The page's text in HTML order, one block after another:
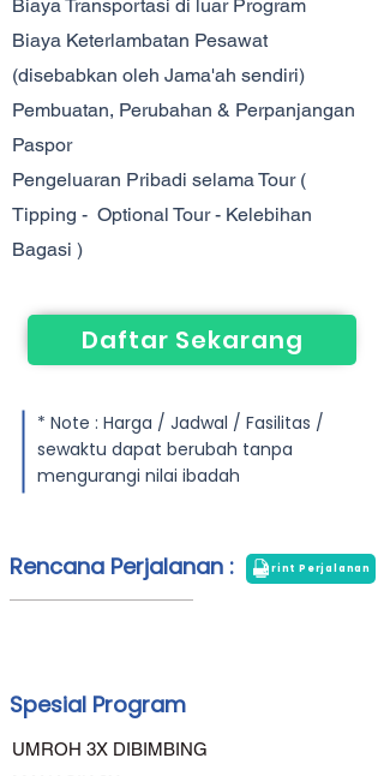
Biaya Transportasi di luar Program
Biaya Keterlambatan Pesawat
(disebabkan oleh Jama'ah sendiri)
Pembuatan, Perubahan & Perpanjangan
Paspor
Pengeluaran Pribadi selama Tour (
Tipping - Optional Tour - Kelebihan
Bagasi )
Daftar Sekarang
* Note : Harga / Jadwal / Fasilitas /
sewaktu dapat berubah tanpa
mengurangi nilai ibadah
Rencana Perjalanan : Print Perjalanan
Spesial Program
UMROH 3X DIBIMBING